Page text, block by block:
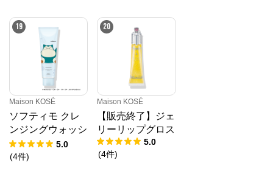
19
Maison KOSÉ
ソフティモ クレ
ンジングウォッシ
ュ（ホワイト）ス
ペシャルパッケー
5.0
(4件)
20
Maison KOSÉ
【販売終了】ジェ
リーリップグロス
5.0
(4件)